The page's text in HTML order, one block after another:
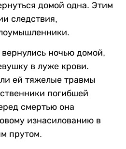
домой одна. Этим
следствия,
ночью домой,
в луже крови.
ей тяжелые травмы
погибшей
смертью она
изнасилованию в
прутом.